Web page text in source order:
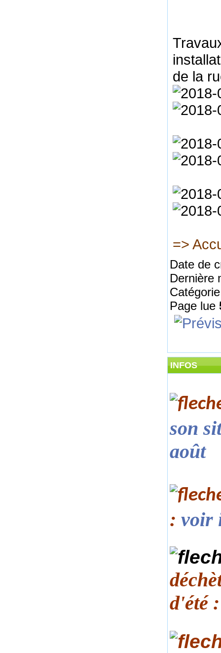
de la
=>
Date de
Dernière
Page lue
INFOS
son
août
: voir
d'été